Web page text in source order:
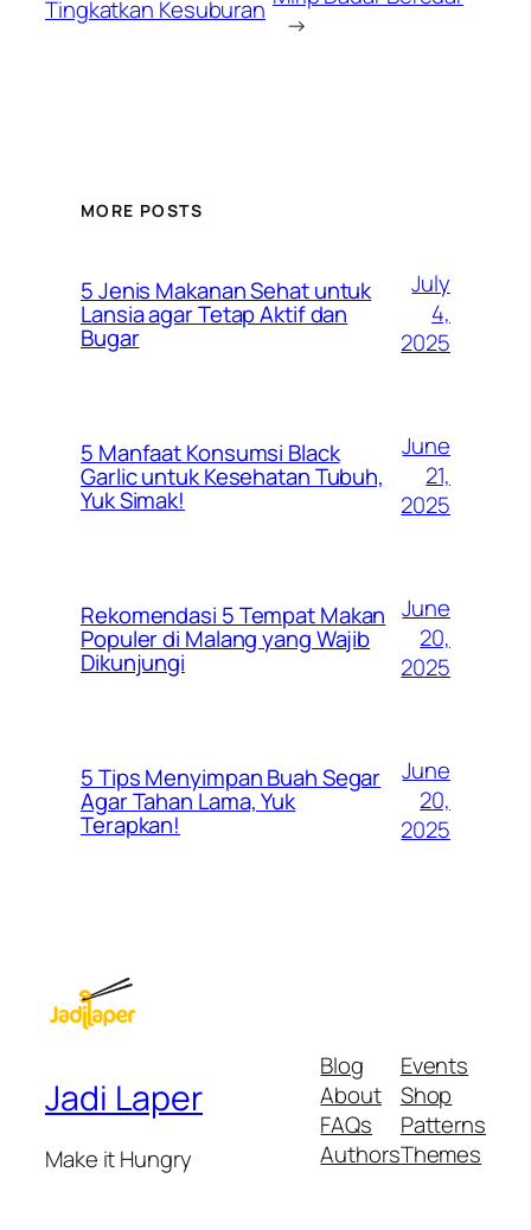
Tingkatkan Kesuburan
→
MORE POSTS
5 Jenis Makanan Sehat untuk
Lansia agar Tetap Aktif dan
Bugar
July
4,
2025
5 Manfaat Konsumsi Black
Garlic untuk Kesehatan Tubuh,
Yuk Simak!
June
21,
2025
Rekomendasi 5 Tempat Makan
Populer di Malang yang Wajib
Dikunjungi
June
20,
2025
5 Tips Menyimpan Buah Segar
Agar Tahan Lama, Yuk
Terapkan!
June
20,
2025
Jadi Laper
Make it Hungry
Blog
About
FAQs
Authors
Events
Shop
Patterns
Themes